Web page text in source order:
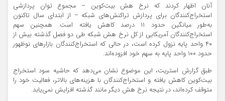
آنان اظهار کردند که نرخ هش بیت‌کوین – مجموع توان پردازشی
استخراج‌کنندگان برای پردازش تراکنش‌های شبکه – از ابتدای سال تاکنون
به‌طور میانگین حدود ۱۱ درصد کاهش یافته است. همچنین سهم
استخراج‌کنندگان آمریکایی از کل نرخ هش شبکه طی دو فصل گذشته بیش از
۴۰ واحد پایه نزول کرده است، در حالی که استخراج‌کنندگان بازارهای نوظهور
حدود ۱۰۰ واحد پایه به سهم خود افزوده‌اند.
طبق گزارش استریت، این موضوع نشان می‌دهد که حاشیه سود استخراج
بیت‌کوین کاهش یافته و استخراج‌کنندگان با هزینه‌های بالاتر، فعالیت خود را
متوقف کرده‌اند، در نتیجه نرخ هش دیگر مانند گذشته افزایش نمی‌یابد.